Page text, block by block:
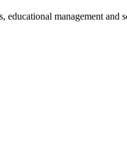
management and